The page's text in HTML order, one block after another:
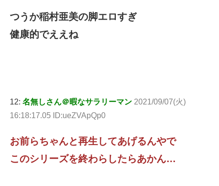
つうか稲村亜美の脚エロすぎ
健康的でええね
12: 名無しさん＠暇なサラリーマン 2021/09/07(火)
16:18:17.05 ID:ueZVApQp0
お前らちゃんと再生してあげるんやで
このシリーズを終わらしたらあかん…